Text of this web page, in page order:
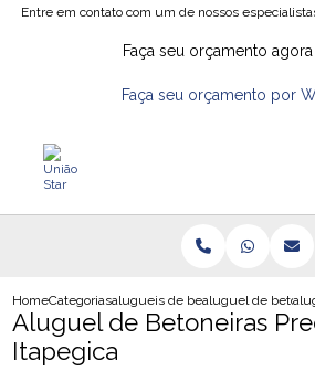
Entre em contato com um de nossos
Faça seu orçamento
Faça seu orçamento por
HomeCategoriasalugueis de betoneiras
aluguel de
Aluguel de Betoneiras
Itapegica